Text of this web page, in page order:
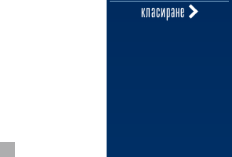
класиране